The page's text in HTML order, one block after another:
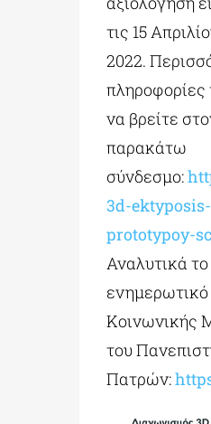
τις 15
2022.
πληροφορίες
να βρείτε
παρακάτω
σύνδεσμο:
3d-ektyposis-
prototypoy-
Αναλυτικά
ενημερωτικό
Κοινωνικής
του
Πατρών: